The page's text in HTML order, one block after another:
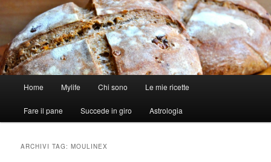
principale
Vai
al
Vai
al
Home Mylife Chi sono Le mie ricette
Fare il pane Succede in giro Astrologia
ARCHIVI TAG:MOULINEX